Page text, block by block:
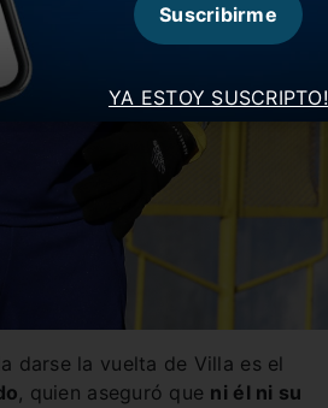
darse la vuelta de Villa es el
, quien aseguró que ni él ni su
YA ESTOY SUSCRIPTO!
Suscribirme